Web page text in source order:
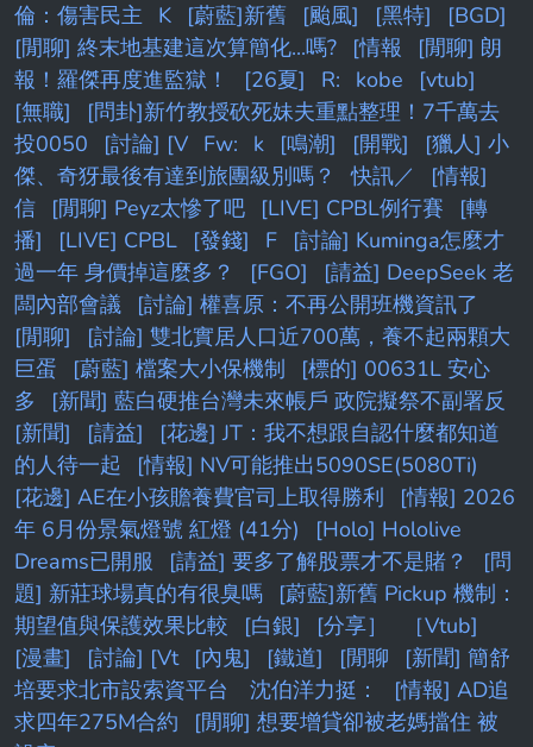
倫：傷害民主 K [蔚藍]新舊 [颱風] [黑特]
[BGD]
[閒聊] 終末地基建這次算簡化...嗎?
[情報
[閒聊] 朗
報！羅傑再度進監獄！
[26夏] R: kobe
[vtub]
[無職]
[問卦]新竹教授砍死妹夫重點整理！7千萬去
投0050
[討論] [V Fw: k [鳴潮] [開戰]
[獵人] 小
傑、奇犽最後有達到旅團級別嗎？
快訊／
[情報]
信
[閒聊] Peyz太慘了吧 [LIVE] CPBL例行賽
[轉
播]
[LIVE] CPBL [發錢] F
[討論] Kuminga怎麼才
過一年 身價掉這麼多？
[FGO]
[請益] DeepSeek 老
闆內部會議
[討論] 權喜原：不再公開班機資訊了
[閒聊]
[討論] 雙北實居人口近700萬，養不起兩顆大
巨蛋
[蔚藍] 檔案大小保機制
[標的] 00631L 安心
多
[新聞] 藍白硬推台灣未來帳戶 政院擬祭不副署反
[新聞]
[請益]
[花邊] JT：我不想跟自認什麼都知道
的人待一起
[情報] NV可能推出5090SE(5080Ti)
[花邊] AE在小孩贍養費官司上取得勝利
[情報] 2026
年 6月份景氣燈號 紅燈 (41分)
[Holo] Hololive
Dreams已開服
[請益] 要多了解股票才不是賭？
[問
題] 新莊球場真的有很臭嗎
[蔚藍]新舊 Pickup 機制：
期望值與保護效果比較
[白銀] [分享］
［Vtub]
[漫畫]
[討論] [Vt [內鬼] [鐵道] [閒聊
[新聞] 簡舒
培要求北市設索資平台 沈伯洋力挺：
[情報] AD追
求四年275M合約
[閒聊] 想要增貸卻被老媽擋住 被